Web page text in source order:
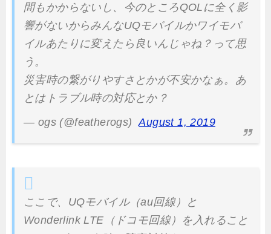
間もかからないし、今のところQOLに全く影
響がないからみんなUQモバイルかワイモバ
イルあたりに変えたら良いんじゃね？って思
う。
災害時の繋がりやすさとかが不安かなぁ。あ
とはトラブル時の対応とか？
— ogs (@featherogs)
August 1, 2019
ここで、UQモバイル（au回線）と
Wonderlink LTE（ドコモ回線）を入れること